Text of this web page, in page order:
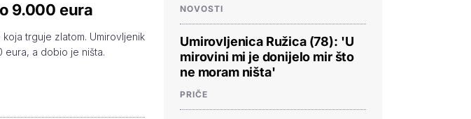
9.000 eura
trguje zlatom. Umirovljenik
eura, a dobio je ništa.
NOVOSTI
Umirovljenica Ružica (78): 'U
mirovini mi je donijelo mir što
ne moram ništa'
PRIČE